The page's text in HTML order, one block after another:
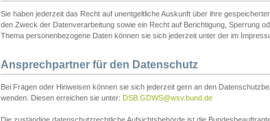
Sie haben jederzeit das Recht auf unentgeltliche Auskunft über ihre
den Zweck der Datenverarbeitung sowie ein Recht auf Berichtigung, Sperrung
Thema personenbezogene Daten können sie sich jederzeit unter der im
Ansprechpartner für den Datenschutz
Bei Fragen oder Hinweisen können sie sich jederzeit gern an den
wenden. Diesen erreichen sie unter: DSB.GDWS@wsv.bund.de